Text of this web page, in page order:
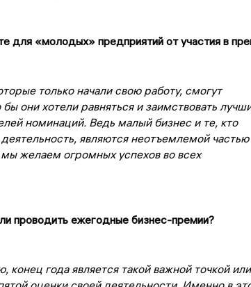
для «молодых» предприятий от участия в
только начали свою работу, смогут
бы они хотели равняться и заимствовать
номинаций. Ведь малый бизнес и те, кто
являются неотъемлемой частью
мы желаем огромных успехов во всех
проводить ежегодные бизнес-премии?
года является такой важной точкой